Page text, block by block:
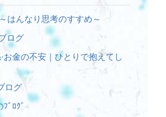
はんなり思考のすすめ～
ログ
お金の不安｜ひとりで抱えてし
ログ
ﾞﾛｸﾞ